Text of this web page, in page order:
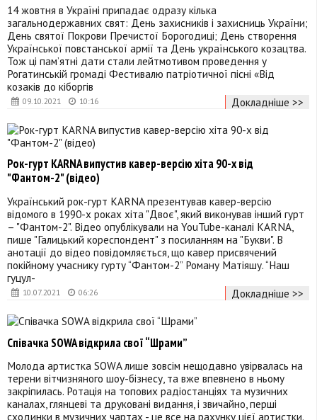
09.10.2021 10:16
14 жовтня в Україні припадає одразу кілька
загальнодержавних свят: День захисників і захисниць України;
День святої Покрови Пречистої Борогодиці; День створення
Української повстанської армії та День українського козацтва.
Тож ці пам’ятні дати стали лейтмотивом проведення у
Рогатинській громаді Фестивалю патріотичної пісні «Від
козаків до кіборгів
Докладніше >>
10.07.2021 06:26
Рок-гурт KARNA випустив кавер-версію хіта 90-х від
"Фантом-2" (відео)
Український рок-гурт KARNA презентував кавер-версію
відомого в 1990-х роках хіта "Двоє", який виконував інший гурт
– "Фантом-2". Відео опублікували на YouTube-каналі KARNA,
пише "Галицький кореспондент" з посиланням на "Букви". В
анотації до відео повідомляється, що кавер присвячений
покійному учаснику гурту “Фантом-2” Роману Матіяшу. “Наш
гуцул-
Докладніше >>
Співачка SOWA відкрила свої “Шрами”
Молода артистка SOWA лише зовсім нещодавно увірвалась на
терени вітчизняного шоу-бізнесу, та вже впевнено в ньому
закріпилась. Ротація на топових радіостанціях та музичних
каналах, глянцеві та друковані видання, і звичайно, перші
сходинки в музичних чартах - це все на рахунку цієї артистки.